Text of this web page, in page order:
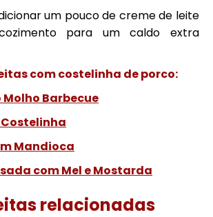
um pouco de creme de leite
para um caldo extra
com costelinha de porco:
Barbecue
Mandioca
com Mel e Mostarda
relacionadas